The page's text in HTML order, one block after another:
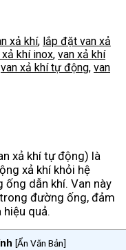
xả khí, lắp đặt van xả
xả khí inox, van xả khí
van xả khí tự động, van
xả khí tự động) là
xả khí khỏi hệ
dẫn khí. Van này
đường ống, đảm
quả.
[Ẩn Văn Bản]